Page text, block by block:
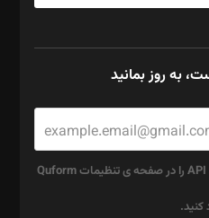
به روز بمانید
برای استفاده از ریکپچا بایستی کلید API را در صفحه ی تنظیمات Quform
کنید.